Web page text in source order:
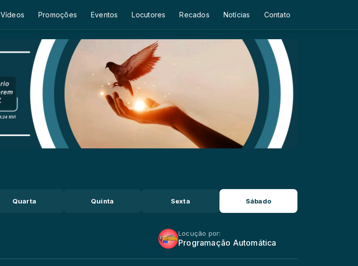
Vídeos Promoções Eventos Locutores Recados Notícias Contato
Quarta Quinta Sexta Sábado
Locução por:
Programação Automática